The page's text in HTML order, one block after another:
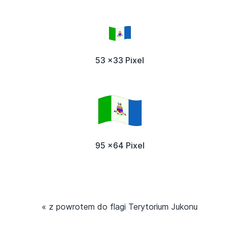
53 x33 Pixel
95 x64 Pixel
« z powrotem do flagi Terytorium Jukonu